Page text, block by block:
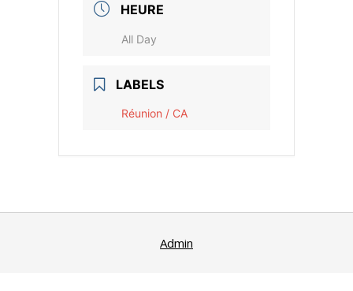
HEURE
All Day
LABELS
Réunion / CA
Admin